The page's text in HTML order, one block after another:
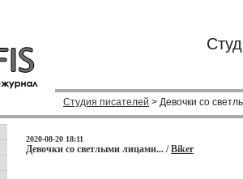
Студия писателей > Девочки со
2020-08-20 18:11
Девочки со светлыми лицами... /Biker